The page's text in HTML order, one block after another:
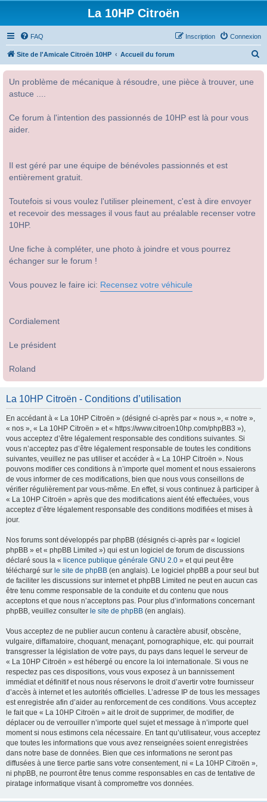
La 10HP Citroën
FAQ Connexion
Inscription
Site de l'Amicale Citroën 10HP Accueil du forum
Un problème de mécanique à résoudre, une pièce à trouver, une
astuce ....
Ce forum à l'intention des passionnés de 10HP est là pour vous
aider.
Il est géré par une équipe de bénévoles passionnés et est
entièrement gratuit.
Toutefois si vous voulez l'utiliser pleinement, c'est à dire envoyer
et recevoir des messages il vous faut au préalable recenser votre
10HP.
Une fiche à compléter, une photo à joindre et vous pourrez
échanger sur le forum !
Vous pouvez le faire ici: Recensez votre véhicule
Cordialement
Le président
Roland
La 10HP Citroën - Conditions d’utilisation
En accédant à « La 10HP Citroën » (désigné ci-après par « nous », « notre »,
« nos », « La 10HP Citroën » et « https://www.citroen10hp.com/phpBB3 »),
vous acceptez d’être légalement responsable des conditions suivantes. Si
vous n’acceptez pas d’être légalement responsable de toutes les conditions
suivantes, veuillez ne pas utiliser et accéder à « La 10HP Citroën ». Nous
pouvons modifier ces conditions à n’importe quel moment et nous essaierons
de vous informer de ces modifications, bien que nous vous conseillons de
vérifier régulièrement par vous-même. En effet, si vous continuez à participer à
« La 10HP Citroën » après que des modifications aient été effectuées, vous
acceptez d’être légalement responsable des conditions modifiées et mises à
jour.
Nos forums sont développés par phpBB (désignés ci-après par « logiciel
phpBB » et « phpBB Limited ») qui est un logiciel de forum de discussions
déclaré sous la « licence publique générale GNU 2.0 » et qui peut être
téléchargé sur le site de phpBB (en anglais). Le logiciel phpBB a pour seul but
de faciliter les discussions sur internet et phpBB Limited ne peut en aucun cas
être tenu comme responsable de la conduite et du contenu que nous
acceptons et que nous n’acceptons pas. Pour plus d’informations concernant
phpBB, veuillez consulter le site de phpBB (en anglais).
Vous acceptez de ne publier aucun contenu à caractère abusif, obscène,
vulgaire, diffamatoire, choquant, menaçant, pornographique, etc. qui pourrait
transgresser la législation de votre pays, du pays dans lequel le serveur de
« La 10HP Citroën » est hébergé ou encore la loi internationale. Si vous ne
respectez pas ces dispositions, vous vous exposez à un bannissement
immédiat et définitif et nous nous réservons le droit d’avertir votre fournisseur
d’accès à internet et les autorités officielles. L’adresse IP de tous les messages
est enregistrée afin d’aider au renforcement de ces conditions. Vous acceptez
le fait que « La 10HP Citroën » ait le droit de supprimer, de modifier, de
déplacer ou de verrouiller n’importe quel sujet et message à n’importe quel
moment si nous estimons cela nécessaire. En tant qu’utilisateur, vous acceptez
que toutes les informations que vous avez renseignées soient enregistrées
dans notre base de données. Bien que ces informations ne seront pas
diffusées à une tierce partie sans votre consentement, ni « La 10HP Citroën »,
ni phpBB, ne pourront être tenus comme responsables en cas de tentative de
piratage informatique visant à compromettre vos données.